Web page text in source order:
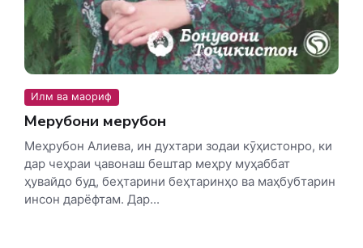
Илм ва маориф
Меҳрубони меҳрубон
Меҳрубон Алиева, ин духтари зодаи кӯҳистонро, ки
дар чеҳраи ҷавонаш бештар меҳру муҳаббат
ҳувайдо буд, беҳтарини беҳтаринҳо ва маҳбубтарин
инсон дарёфтам. Дар...